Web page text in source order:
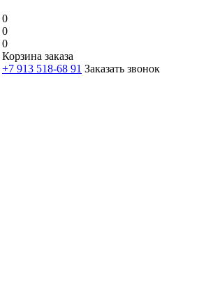
0
0
0
Корзина заказа
+7 913 518-68 91 Заказать звонок